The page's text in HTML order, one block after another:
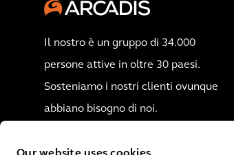
Il nostro è un gruppo di 34.000
persone attive in oltre 30 paesi.
Sosteniamo i nostri clienti ovunque
abbiano bisogno di noi.
Contattaci